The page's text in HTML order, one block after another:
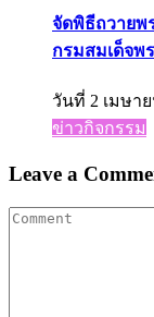
จัดพิธีถวายพ
กรมสมเด็จพ
วันที่ 2 เมษา
ข่าวกิจกรรม
Leave a